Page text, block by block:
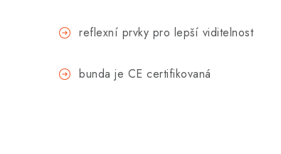
reflexní prvky pro lepší viditelnost
bunda je CE certifikovaná